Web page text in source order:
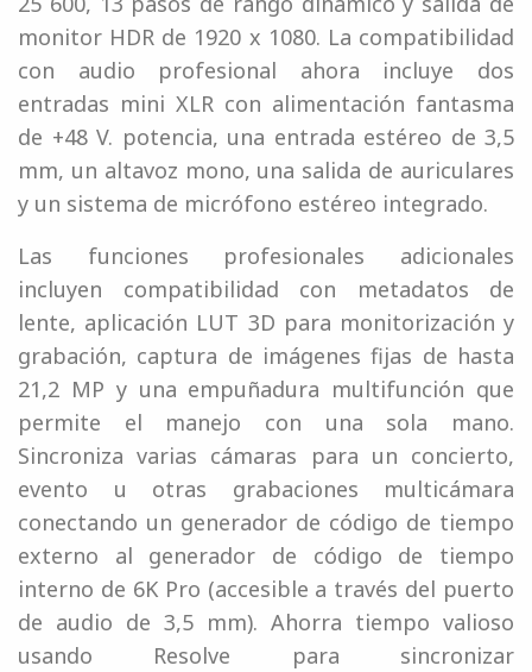
monitor HDR de 1920 x 1080. La compatibilidad
con audio profesional ahora incluye dos
entradas mini XLR con alimentación fantasma
de +48 V. potencia, una entrada estéreo de 3,5
mm, un altavoz mono, una salida de auriculares
y un sistema de micrófono estéreo integrado.
Las funciones profesionales adicionales
incluyen compatibilidad con metadatos de
lente, aplicación LUT 3D para monitorización y
grabación, captura de imágenes fijas de hasta
21,2 MP y una empuñadura multifunción que
permite el manejo con una sola mano.
Sincroniza varias cámaras para un concierto,
evento u otras grabaciones multicámara
conectando un generador de código de tiempo
externo al generador de código de tiempo
interno de 6K Pro (accesible a través del puerto
de audio de 3,5 mm). Ahorra tiempo valioso
usando Resolve para sincronizar